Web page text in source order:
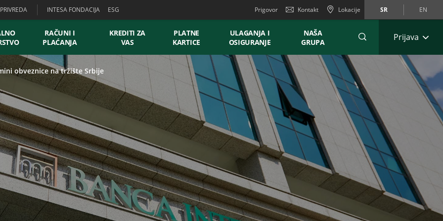
PRIVREDA INTESA FONDACIJA ESG Prigovor Kontakt Lokacije SR EN
RAČUNI I
PLAĆANJA
KREDITI ZA
VAS
PLATNE
KARTICE
ULAGANJA I
OSIGURANJE
NAŠA
GRUPA
Prijava
obveznice na tržište Srbije